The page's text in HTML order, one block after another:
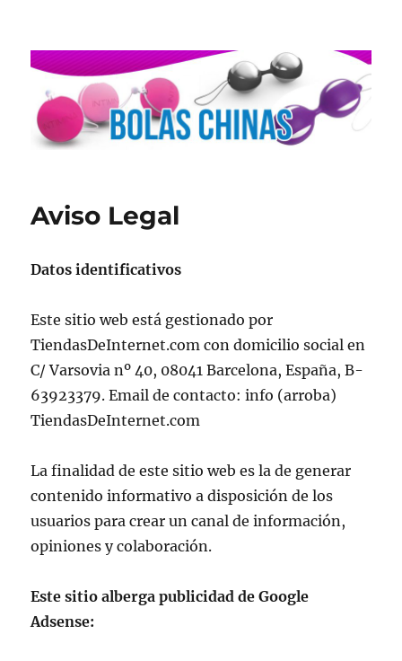
Aviso Legal
Datos identificativos
Este sitio web está gestionado por
TiendasDeInternet.com con domicilio social en
C/ Varsovia nº 40, 08041 Barcelona, España, B-
63923379. Email de contacto: info (arroba)
TiendasDeInternet.com
La finalidad de este sitio web es la de generar
contenido informativo a disposición de los
usuarios para crear un canal de información,
opiniones y colaboración.
Este sitio alberga publicidad de Google
Adsense: